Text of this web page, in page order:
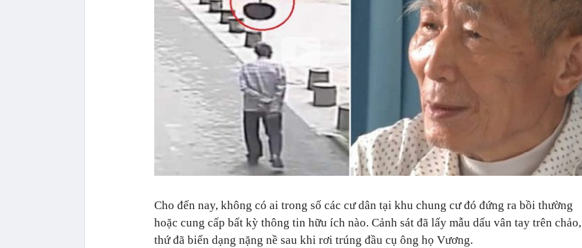
Cho đến nay, không có ai trong số các cư dân tại khu chung cư đó đứng ra bồi thường
hoặc cung cấp bất kỳ thông tin hữu ích nào. Cảnh sát đã lấy mẫu dấu vân tay trên chảo,
thứ đã biến dạng nặng nề sau khi rơi trúng đầu cụ ông họ Vương.